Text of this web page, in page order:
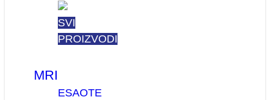
SVI
PROIZVODI
MRI
ESAOTE